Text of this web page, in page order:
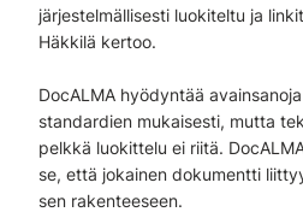
järjestelmällisesti luokiteltu ja
Häkkilä kertoo.
DocALMA hyödyntää
standardien mukaisesti, mutta
pelkkä luokittelu ei riitä.
se, että jokainen dokumentti
sen rakenteeseen.